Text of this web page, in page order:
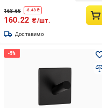
168.65 -8.43 ₴
160.22 ₴/шт.
Доставимо